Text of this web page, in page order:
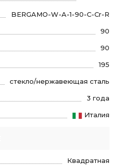
BERGAMO-W-A-1-90-C-Cr-R
90
90
195
стекло/нержавеющая сталь
3 года
Италия
Квадратная